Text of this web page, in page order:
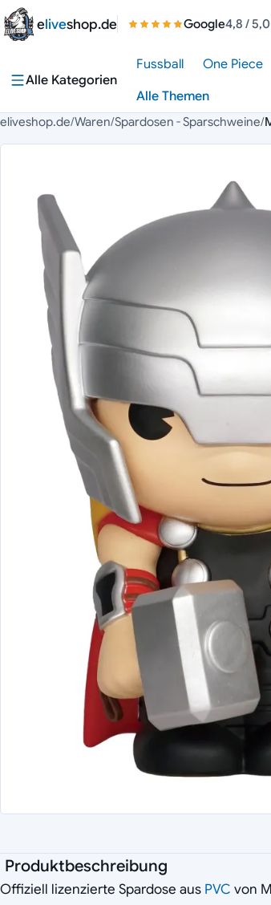
Zum Inhalt springen
eliveshop.de Google4,8 / 5,0
Alle Kategorien
Fussball One Piece
Alle Themen
eliveshop.de/Waren/Spardosen - Sparschweine/
Produktbeschreibung
Offiziell lizenzierte Spardose aus PVC von